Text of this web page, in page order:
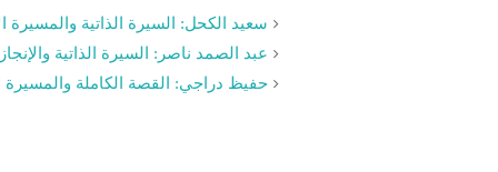
سعيد الكحل: السيرة الذاتية والمسيرة
عبد الصمد ناصر: السيرة الذاتية
حفيظ دراجي: القصة الكاملة والمسيرة